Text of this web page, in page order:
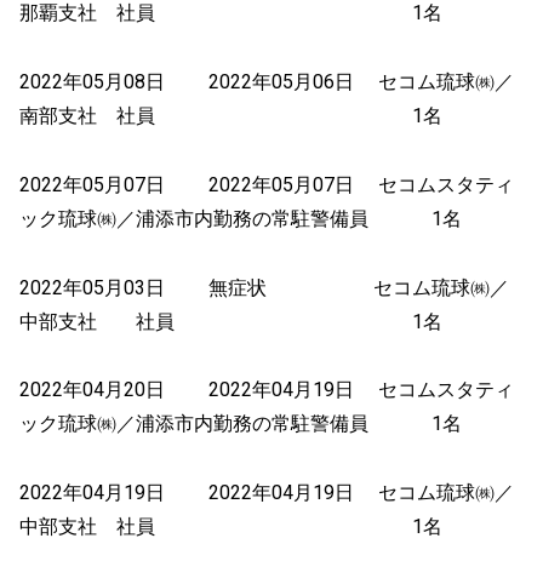
那覇支社 社員 1名
2022年05月08日 2022年05月06日 セコム琉球㈱／
南部支社 社員 1名
2022年05月07日 2022年05月07日 セコムスタティ
ック琉球㈱／浦添市内勤務の常駐警備員 1名
2022年05月03日 無症状 セコム琉球㈱／
中部支社 社員 1名
2022年04月20日 2022年04月19日 セコムスタティ
ック琉球㈱／浦添市内勤務の常駐警備員 1名
2022年04月19日 2022年04月19日 セコム琉球㈱／
中部支社 社員 1名